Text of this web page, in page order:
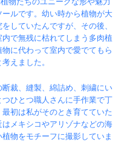
ルです。幼い時から植物が大
していたんですが、その後、
で無残に枯れてしまう多肉植
に代わって室内で愛でてもら
えました。
裁、縫製、綿詰め、刺繍にい
ひとつ職人さんに手作業で丁
初は私がそのとき育てていた
メキシコやアリゾナなどの海
物をモチーフに撮影していま